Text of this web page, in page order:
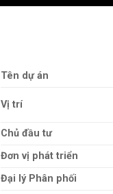
Tên dự án
Vị trí
Chủ đầu tư
Đơn vị phát triển
Đại lý Phân phối